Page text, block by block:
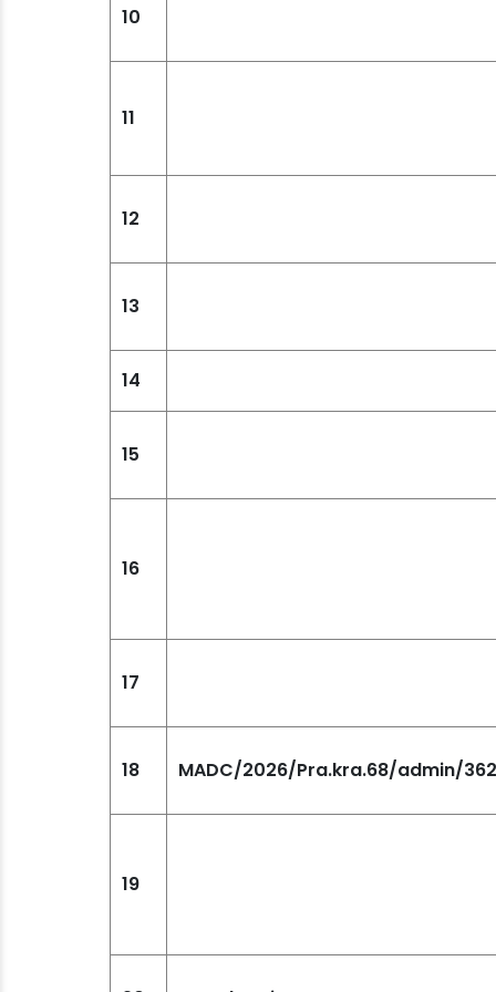
10
11
12
13
14
15
16
17
18 MADC/2026/Pra.kra.68/admin/362
19